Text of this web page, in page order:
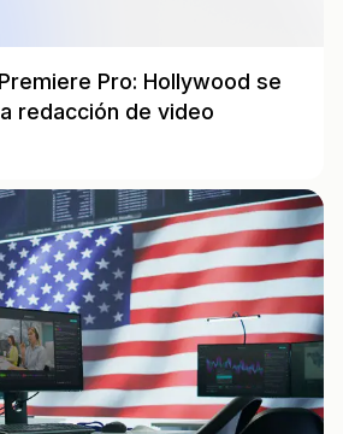
Pro: Hollywood se
redacción de video